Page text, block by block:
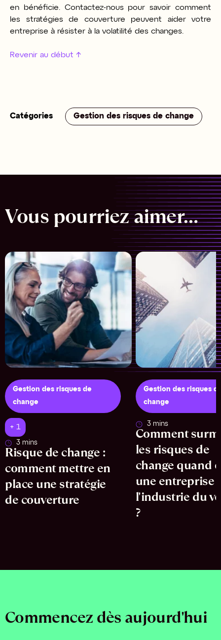
en bénéficie. Contactez-nous pour savoir comment
les stratégies de couverture peuvent aider votre
entreprise à résister à la volatilité des changes.
Revenir au début ↑
Catégories Gestion des risques de change
Vous pourriez aimer…
Gestion des risques de
change
+ 1
3 mins
Risque de change :
comment mettre en
place une stratégie
de couverture
Gestion des risques
change
3 mins
Comment
les risques de
change quand
une entreprise
l'industrie du
?
Commencez dès aujourd'hui